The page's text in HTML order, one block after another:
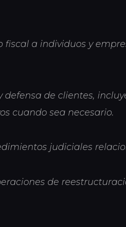
fiscal a individuos y
defensa de clientes,
cuando sea necesario.
judiciales
de